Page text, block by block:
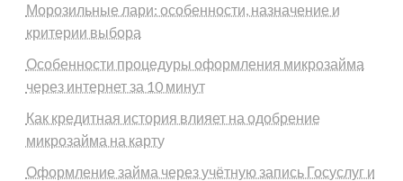
Морозильные лари: особенности, назначение и
критерии выбора
Особенности процедуры оформления микрозайма
через интернет за 10 минут
Как кредитная история влияет на одобрение
микрозайма на карту
Оформление займа через учётную запись Госуслуг и